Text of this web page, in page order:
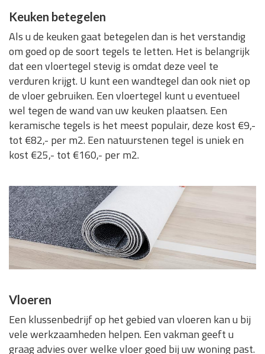
Keuken betegelen
Als u de keuken gaat betegelen dan is het verstandig
om goed op de soort tegels te letten. Het is belangrijk
dat een vloertegel stevig is omdat deze veel te
verduren krijgt. U kunt een wandtegel dan ook niet op
de vloer gebruiken. Een vloertegel kunt u eventueel
wel tegen de wand van uw keuken plaatsen. Een
keramische tegels is het meest populair, deze kost €9,-
tot €82,- per m2. Een natuurstenen tegel is uniek en
kost €25,- tot €160,- per m2.
Vloeren
Een klussenbedrijf op het gebied van vloeren kan u bij
vele werkzaamheden helpen. Een vakman geeft u
graag advies over welke vloer goed bij uw woning past.